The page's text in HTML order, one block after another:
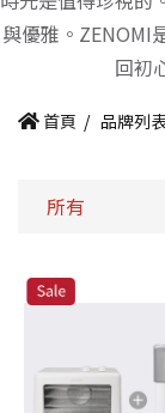
與優雅。
回初
首頁 / 品牌列
所有